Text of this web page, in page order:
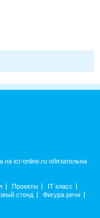
на ict-online.ru обязательна
Проекты
IT класс
стенд
Фигура речи